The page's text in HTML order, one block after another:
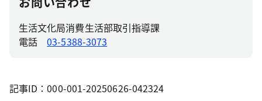
生活文化局消費生活部取引指導課
電話03-5388-3073
記事ID：000-001-20250626-042324